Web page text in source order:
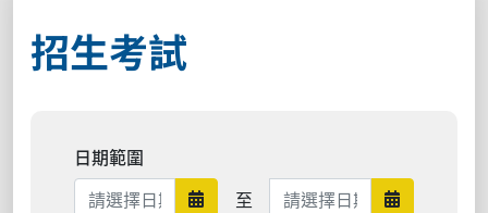
招生考試
日期範圍
日期範圍開始
至 日期範圍結束 日期範圍